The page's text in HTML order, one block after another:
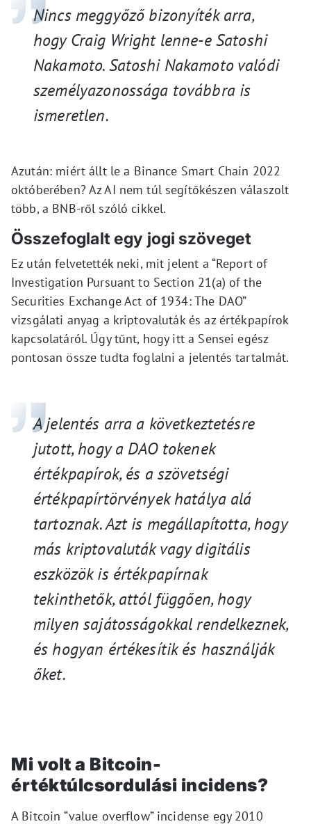
Nincs meggyőzőbizonyíték arra,
hogy Craig Wright lenne-eSatoshi
Nakamoto. Satoshi Nakamoto valódi
személyazonossága továbbra is
ismeretlen.
Azután: miért állt le a Binance Smart Chain 2022
októberében? Az AI nem túl segítőkészen válaszolt
több, a BNB-ről szóló cikkel.
Összefoglalt egy jogi szöveget
Ez után felvetették neki, mit jelent a “Report of
Investigation Pursuant to Section 21(a) of the
Securities Exchange Act of 1934: The DAO”
vizsgálati anyag a kriptovaluták és az értékpapírok
kapcsolatáról. Úgy tűnt, hogy itt a Sensei egész
pontosan össze tudta foglalni a jelentés tartalmát.
A jelentés arra a következtetésre
jutott, hogy a DAO tokenek
értékpapírok, és a szövetségi
értékpapírtörvények hatálya alá
tartoznak. Azt is megállapította, hogy
más kriptovaluták vagy digitális
eszközök is értékpapírnak
tekinthetők, attól függően, hogy
milyen sajátosságokkal rendelkeznek,
és hogyan értékesítik és használják
őket.
Mi volt a Bitcoin-
értéktúlcsordulási incidens?
A Bitcoin “value overflow” incidense egy 2010